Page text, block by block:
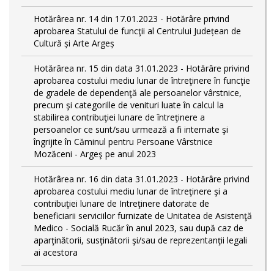
Hotărârea nr. 14 din 17.01.2023 - Hotărâre privind
aprobarea Statului de funcţii al Centrului Județean de
Cultură și Arte Argeș
Hotărârea nr. 15 din data 31.01.2023 - Hotărâre privind
aprobarea costului mediu lunar de întreţinere în funcţie
de gradele de dependenţă ale persoanelor vârstnice,
precum şi categorille de venituri luate în calcul la
stabilirea contribuţiei lunare de întreţinere a
persoanelor ce sunt/sau urmează a fi internate şi
îngrijite în Căminul pentru Persoane Vârstnice
Mozăceni - Argeş pe anul 2023
Hotărârea nr. 16 din data 31.01.2023 - Hotărâre privind
aprobarea costului mediu lunar de întreţinere şi a
contribuţiei lunare de Intreţinere datorate de
beneficiarii serviciilor furnizate de Unitatea de Asistenţă
Medico - Socială Rucăr în anul 2023, sau după caz de
aparţinătorii, susţinătorii şi/sau de reprezentanţii legali
ai acestora